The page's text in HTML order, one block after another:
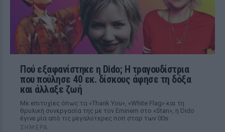
Πού εξαφανίστηκε η Dido; Η τραγουδίστρια
που πούλησε 40 εκ. δίσκους άφησε τη δόξα
και άλλαξε ζωή
Με επιτυχίες όπως τα «Thank You», «White Flag» και τη
θρυλική συνεργασία της με τον Eminem στο «Stan», η Dido
έγινε μία από τις μεγαλύτερες ποπ σταρ των 00s
ΣΉΜΕΡΑ